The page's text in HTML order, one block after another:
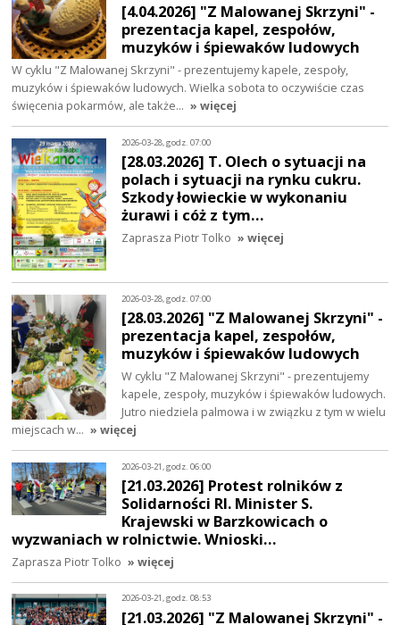
[4.04.2026] "Z Malowanej Skrzyni" -
prezentacja kapel, zespołów,
muzyków i śpiewaków ludowych
W cyklu "Z Malowanej Skrzyni" - prezentujemy kapele, zespoły,
muzyków i śpiewaków ludowych. Wielka sobota to oczywiście czas
święcenia pokarmów, ale także… » więcej
2026-03-28, godz. 07:00
[28.03.2026] T. Olech o sytuacji na
polach i sytuacji na rynku cukru.
Szkody łowieckie w wykonaniu
żurawi i cóż z tym…
Zaprasza Piotr Tolko » więcej
2026-03-28, godz. 07:00
[28.03.2026] "Z Malowanej Skrzyni" -
prezentacja kapel, zespołów,
muzyków i śpiewaków ludowych
W cyklu "Z Malowanej Skrzyni" - prezentujemy
kapele, zespoły, muzyków i śpiewaków ludowych.
Jutro niedziela palmowa i w związku z tym w wielu
miejscach w… » więcej
2026-03-21, godz. 06:00
[21.03.2026] Protest rolników z
Solidarności RI. Minister S.
Krajewski w Barzkowicach o
wyzwaniach w rolnictwie. Wnioski…
Zaprasza Piotr Tolko » więcej
2026-03-21, godz. 08:53
[21.03.2026] "Z Malowanej Skrzyni" -